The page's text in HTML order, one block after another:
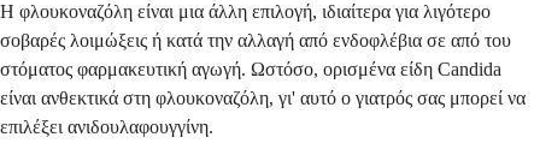
Η φλουκοναζόλη είναι μια άλλη επιλογή, ιδιαίτερα για λιγότερο
σοβαρές λοιμώξεις ή κατά την αλλαγή από ενδοφλέβια σε από του
στόματος φαρμακευτική αγωγή. Ωστόσο, ορισμένα είδη Candida
είναι ανθεκτικά στη φλουκοναζόλη, γι' αυτό ο γιατρός σας μπορεί να
επιλέξει ανιδουλαφουγγίνη.